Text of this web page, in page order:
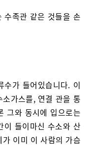
수족관 같은 것들을 손
수가 들어있습니다. 이
가스를, 연결 관을 통
그와 동시에 입으로는
이 들이마신 수소와 산
이미 이 사람의 가슴